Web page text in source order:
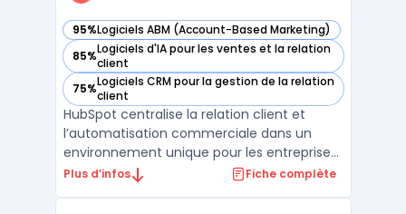
95%Logiciels ABM (Account-Based Marketing)
— voir Hubspot dans cette catégorie
85%Logiciels d'IA pour les ventes et la relation
client
— voir Hubspot dans cette catégorie
75%Logiciels CRM pour la gestion de la relation
client
— voir Hubspot dans cette catégorie
HubSpot centralise la relation client et
l’automatisation commerciale dans un
environnement unique pour les entreprises
de toute taille. La plateforme cible les
Plus d’infos Fiche complète